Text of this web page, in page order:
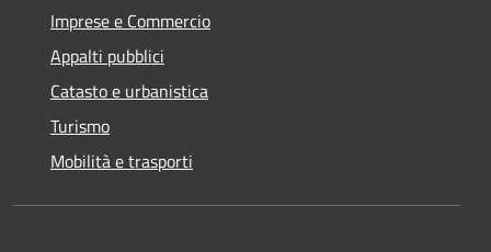
Imprese e Commercio
Appalti pubblici
Catasto e urbanistica
Turismo
Mobilità e trasporti